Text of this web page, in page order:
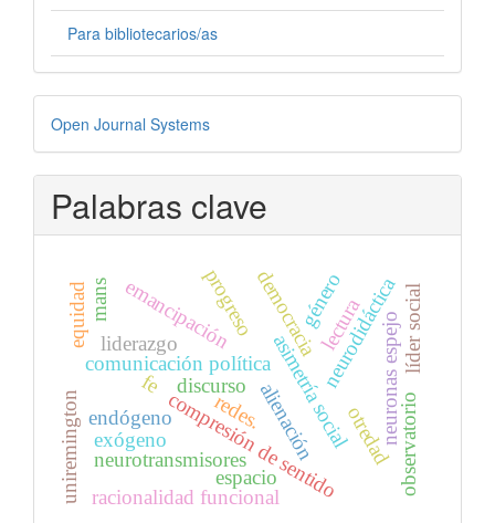
Para bibliotecarios/as
Desarrollado
por
Open Journal Systems
Palabras clave
compresión de sentido
comunicación políticaasimetría socialneurodidáctica
neurotransmisores
neuronas espejo
alienación
emancipación
otredad
racionalidad funcional
democracia
progreso
discurso
liderazgo líder social
espacio
endógeno
lectura
fe
mans
uniremington
equidad
exógeno
género
observatorio
redes.